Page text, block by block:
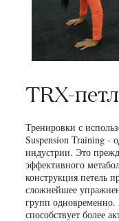
TRX-
Тренировки с
Suspension Training -
индустрии. Это
эффективного
конструкция петель
сложнейшее
групп одновременно.
способствует более